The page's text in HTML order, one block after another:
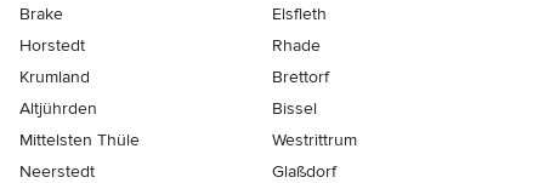
Brake
Elsfleth
Horstedt
Rhade
Krumland
Brettorf
Altjührden
Bissel
Mittelsten Thüle
Westrittrum
Neerstedt
Glaßdorf